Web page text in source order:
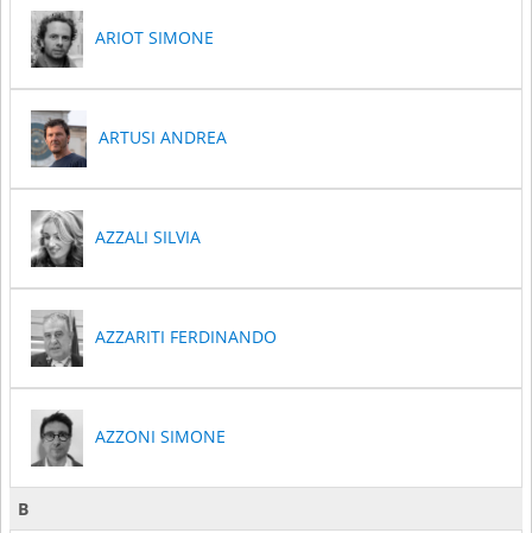
ARIOT SIMONE
ARTUSI ANDREA
AZZALI SILVIA
AZZARITI FERDINANDO
AZZONI SIMONE
B